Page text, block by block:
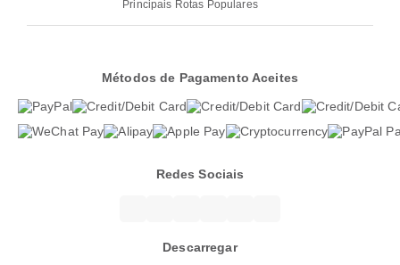
Principais Rotas Populares
Métodos de Pagamento Aceites
Redes Sociais
Descarregar